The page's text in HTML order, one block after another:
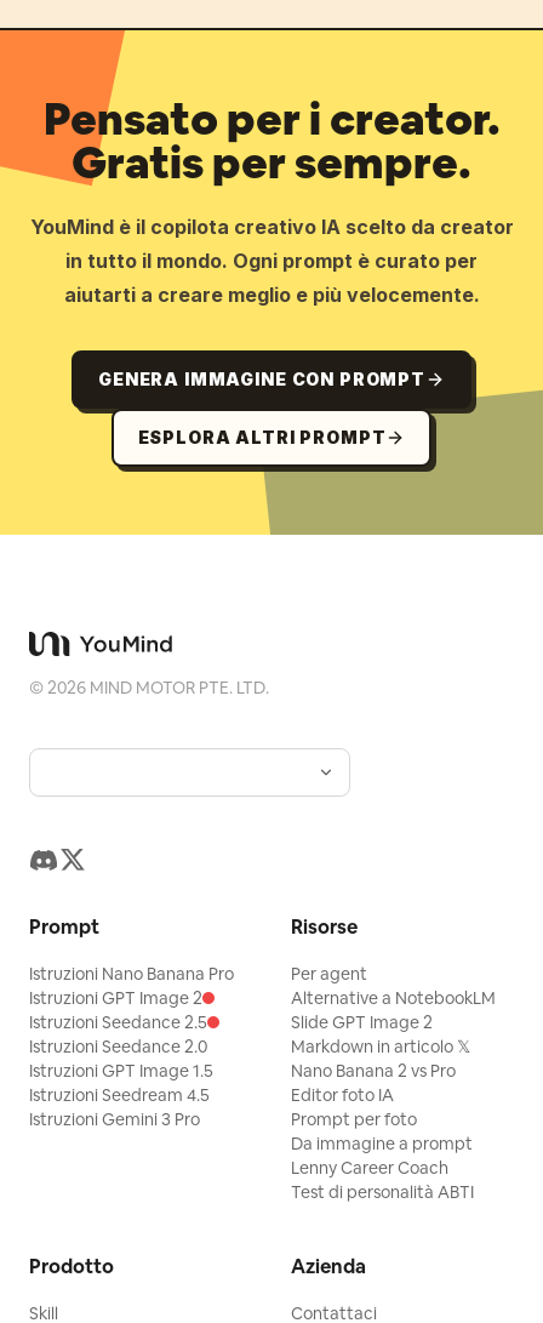
Pensato per i creator.
Gratis per sempre.
YouMind è il copilota creativo IA scelto da creator
in tutto il mondo. Ogni prompt è curato per
aiutarti a creare meglio e più velocemente.
GENERA IMMAGINE CON PROMPT
ESPLORA ALTRI PROMPT
©2026 MIND MOTOR PTE. LTD.
Prompt
Istruzioni Nano Banana Pro
Istruzioni GPT Image 2
Istruzioni Seedance 2.5
Istruzioni Seedance 2.0
Istruzioni GPT Image 1.5
Istruzioni Seedream 4.5
Istruzioni Gemini 3 Pro
Risorse
Per agent
Alternative a NotebookLM
Slide GPT Image 2
Markdown in articolo 𝕏
Nano Banana 2 vs Pro
Editor foto IA
Prompt per foto
Da immagine a prompt
Lenny Career Coach
Test di personalità ABTI
Prodotto
Skill
Azienda
Contattaci